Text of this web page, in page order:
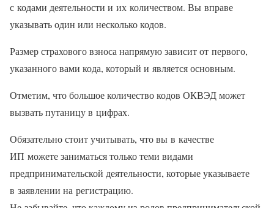
с кодами деятельности и их количеством. Вы вправе
указывать один или несколько кодов.
Размер страхового взноса напрямую зависит от первого,
указанного вами кода, который и является основным.
Отметим, что большое количество кодов ОКВЭД может
вызвать путаницу в цифрах.
Обязательно стоит учитывать, что вы в качестве
ИП можете заниматься только теми видами
предпринимательской деятельности, которые указываете
в заявлении на регистрацию.